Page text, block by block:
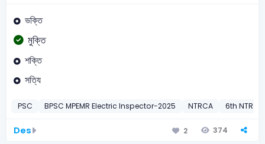
ভক্তি
মুক্তি
শক্তি
সত্যি
PSC BPSC MPEMR Electric Inspector-2025 NTRCA 6th
Des 2 374